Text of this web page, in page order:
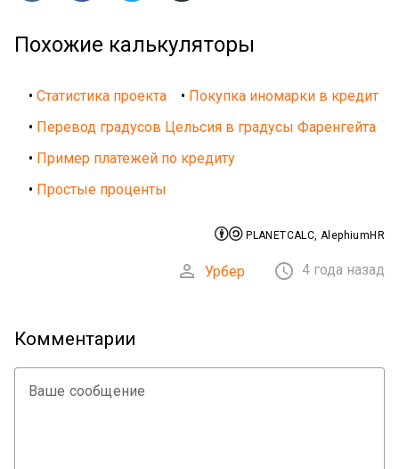
Похожие калькуляторы
• Статистика проекта • Покупка иномарки в кредит
• Перевод градусов Цельсия в градусы Фаренгейта
• Пример платежей по кредиту
• Простые проценты
PLANETCALC, AlephiumHR
 Урбер  4 года назад
Комментарии
Ваше сообщение